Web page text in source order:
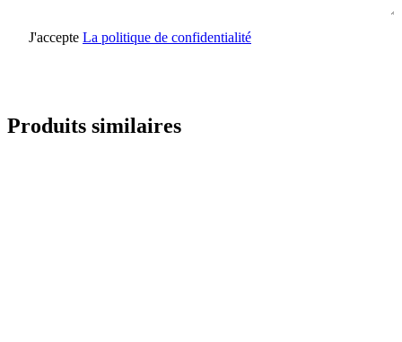
J'accepte La politique de confidentialité
Produits similaires